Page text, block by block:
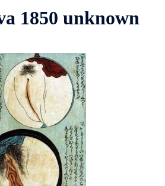
1850 unknown